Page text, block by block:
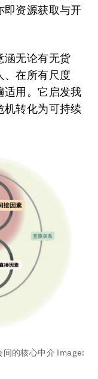
即资源获取与开
涵无论有无货
、在所有尺度
适用。它启发我
机转化为可持续
间的核心中介 Image: